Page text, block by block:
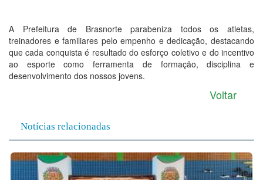
A Prefeitura de Brasnorte parabeniza todos os atletas,
treinadores e familiares pelo empenho e dedicação, destacando
que cada conquista é resultado do esforço coletivo e do incentivo
ao esporte como ferramenta de formação, disciplina e
desenvolvimento dos nossos jovens.
Voltar
Notícias relacionadas